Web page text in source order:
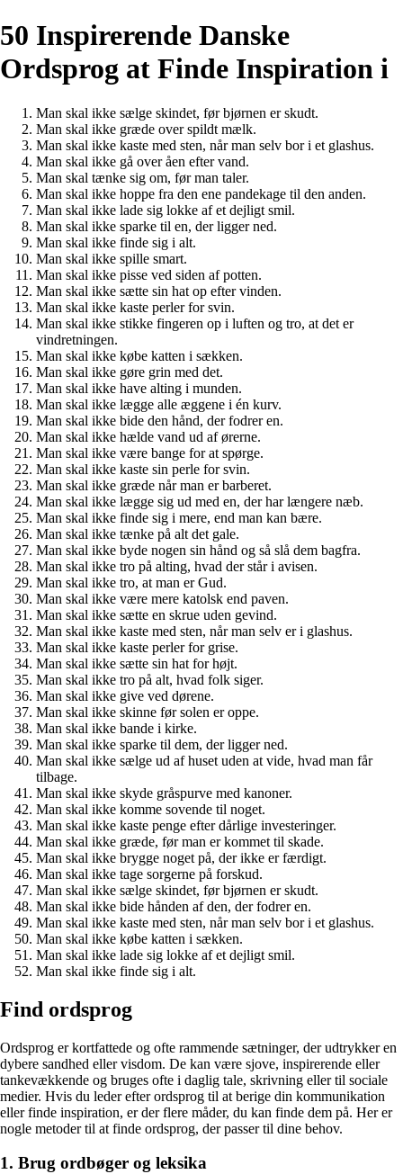
50 Inspirerende Danske
Ordsprog at Finde Inspiration i
Man skal ikke sælge skindet, før bjørnen er skudt.
Man skal ikke græde over spildt mælk.
Man skal ikke kaste med sten, når man selv bor i et glashus.
Man skal ikke gå over åen efter vand.
Man skal tænke sig om, før man taler.
Man skal ikke hoppe fra den ene pandekage til den anden.
Man skal ikke lade sig lokke af et dejligt smil.
Man skal ikke sparke til en, der ligger ned.
Man skal ikke finde sig i alt.
Man skal ikke spille smart.
Man skal ikke pisse ved siden af potten.
Man skal ikke sætte sin hat op efter vinden.
Man skal ikke kaste perler for svin.
Man skal ikke stikke fingeren op i luften og tro, at det er
vindretningen.
Man skal ikke købe katten i sækken.
Man skal ikke gøre grin med det.
Man skal ikke have alting i munden.
Man skal ikke lægge alle æggene i én kurv.
Man skal ikke bide den hånd, der fodrer en.
Man skal ikke hælde vand ud af ørerne.
Man skal ikke være bange for at spørge.
Man skal ikke kaste sin perle for svin.
Man skal ikke græde når man er barberet.
Man skal ikke lægge sig ud med en, der har længere næb.
Man skal ikke finde sig i mere, end man kan bære.
Man skal ikke tænke på alt det gale.
Man skal ikke byde nogen sin hånd og så slå dem bagfra.
Man skal ikke tro på alting, hvad der står i avisen.
Man skal ikke tro, at man er Gud.
Man skal ikke være mere katolsk end paven.
Man skal ikke sætte en skrue uden gevind.
Man skal ikke kaste med sten, når man selv er i glashus.
Man skal ikke kaste perler for grise.
Man skal ikke sætte sin hat for højt.
Man skal ikke tro på alt, hvad folk siger.
Man skal ikke give ved dørene.
Man skal ikke skinne før solen er oppe.
Man skal ikke bande i kirke.
Man skal ikke sparke til dem, der ligger ned.
Man skal ikke sælge ud af huset uden at vide, hvad man får
tilbage.
Man skal ikke skyde gråspurve med kanoner.
Man skal ikke komme sovende til noget.
Man skal ikke kaste penge efter dårlige investeringer.
Man skal ikke græde, før man er kommet til skade.
Man skal ikke brygge noget på, der ikke er færdigt.
Man skal ikke tage sorgerne på forskud.
Man skal ikke sælge skindet, før bjørnen er skudt.
Man skal ikke bide hånden af den, der fodrer en.
Man skal ikke kaste med sten, når man selv bor i et glashus.
Man skal ikke købe katten i sækken.
Man skal ikke lade sig lokke af et dejligt smil.
Man skal ikke finde sig i alt.
Find ordsprog
Ordsprog er kortfattede og ofte rammende sætninger, der udtrykker en
dybere sandhed eller visdom. De kan være sjove, inspirerende eller
tankevækkende og bruges ofte i daglig tale, skrivning eller til sociale
medier. Hvis du leder efter ordsprog til at berige din kommunikation
eller finde inspiration, er der flere måder, du kan finde dem på. Her er
nogle metoder til at finde ordsprog, der passer til dine behov.
1. Brug ordbøger og leksika